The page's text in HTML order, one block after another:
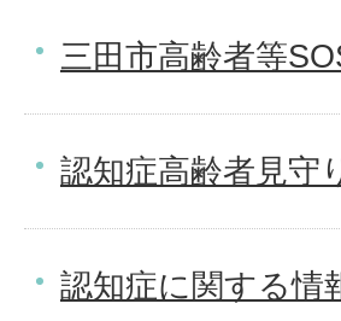
三田市高齢者等
認知症高齢者見守
認知症に関する情